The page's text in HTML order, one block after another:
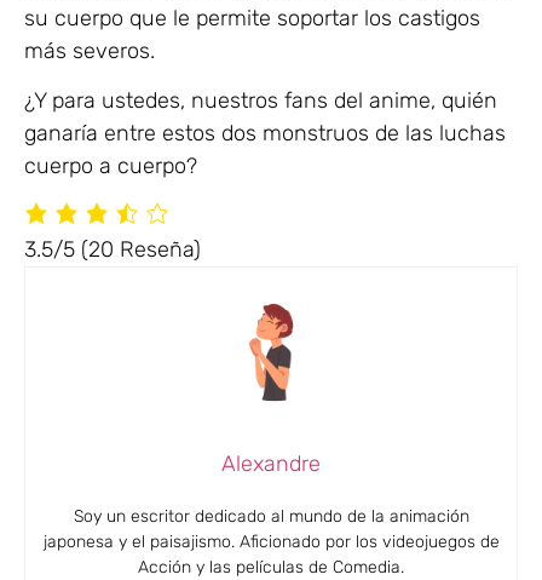
su cuerpo que le permite soportar los castigos
más severos.
¿Y para ustedes, nuestros fans del anime, quién
ganaría entre estos dos monstruos de las luchas
cuerpo a cuerpo?
3.5/5 (20 Reseña)
Alexandre
Soy un escritor dedicado al mundo de la animación
japonesa y el paisajismo. Aficionado por los videojuegos de
Acción y las películas de Comedia.